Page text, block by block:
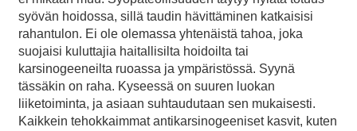
syövän hoidossa, sillä taudin hävittäminen katkaisisi
rahantulon. Ei ole olemassa yhtenäistä tahoa, joka
suojaisi kuluttajia haitallisilta hoidoilta tai
karsinogeeneilta ruoassa ja ympäristössä. Syynä
tässäkin on raha. Kyseessä on suuren luokan
liiketoiminta, ja asiaan suhtaudutaan sen mukaisesti.
Kaikkein tehokkaimmat antikarsinogeeniset kasvit, kuten